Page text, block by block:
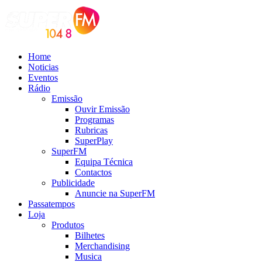
Home
Noticias
Eventos
Rádio
Emissão
Ouvir Emissão
Programas
Rubricas
SuperPlay
SuperFM
Equipa Técnica
Contactos
Publicidade
Anuncie na SuperFM
Passatempos
Loja
Produtos
Bilhetes
Merchandising
Musica